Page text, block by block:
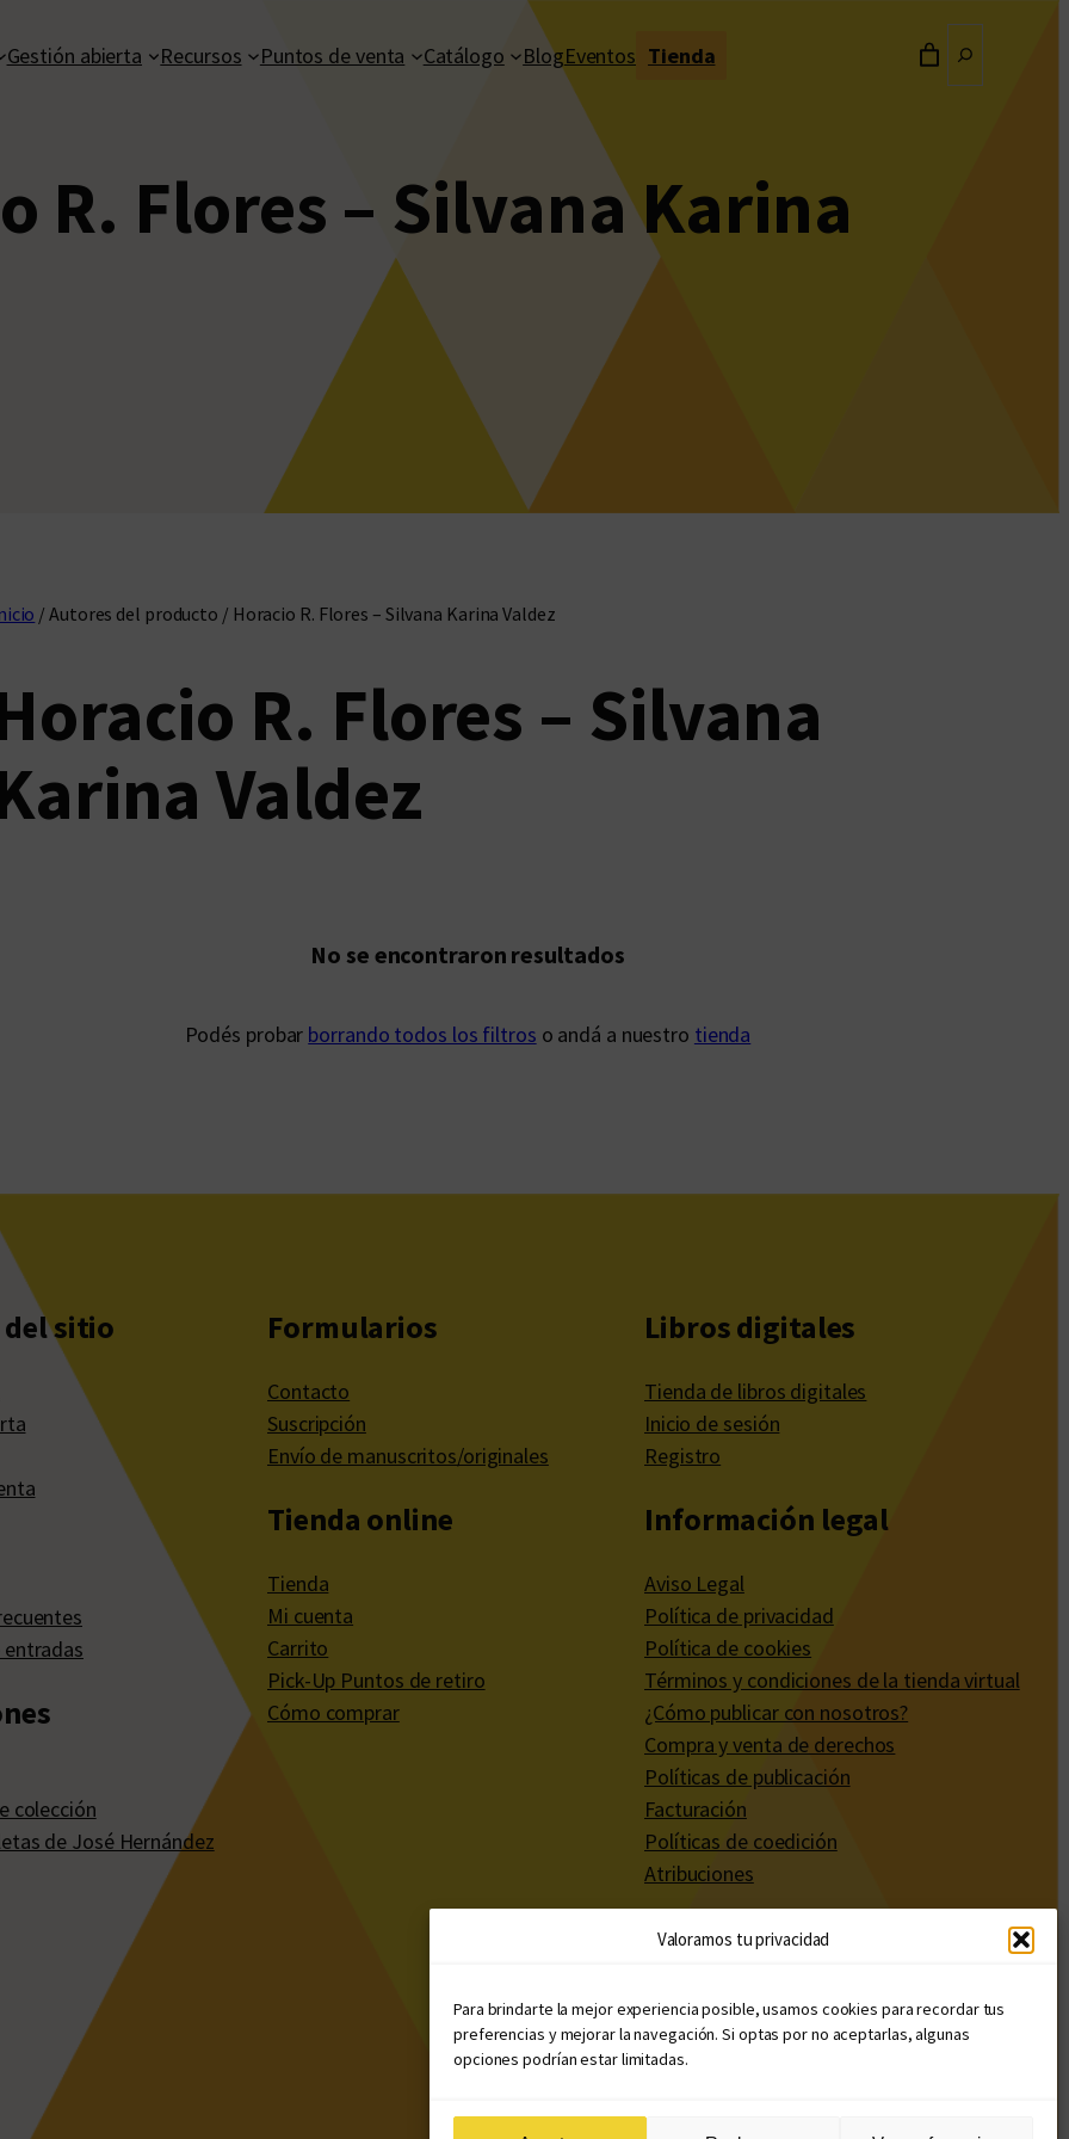
Valoramos tu privacidad
Para brindarte la mejor experiencia posible, usamos cookies para recordar tus
preferencias y mejorar la navegación. Si optas por no aceptarlas, algunas
opciones podrían estar limitadas.
Gestión abierta Recursos Puntos de venta Catálogo BlogEventos Tienda
R. Flores – Silvana Karina
/ Autores del producto / Horacio R. Flores – Silvana Karina Valdez
R. Flores – Silvana
Valdez
No se encontraron resultados
Podés probar borrando todos los filtros o andá a nuestro tienda
del sitio
entradas
colección
de José Hernández
Formularios
Contacto
Suscripción
Envío de manuscritos/originales
Tienda online
Tienda
Mi cuenta
Carrito
Pick-Up Puntos de retiro
Cómo comprar
Libros digitales
Tienda de libros digitales
Inicio de sesión
Registro
Información legal
Aviso Legal
Política de privacidad
Política de cookies
Términos y condiciones de la tienda virtual
¿Cómo publicar con nosotros?
Compra y venta de derechos
Políticas de publicación
Facturación
Políticas de coedición
Atribuciones